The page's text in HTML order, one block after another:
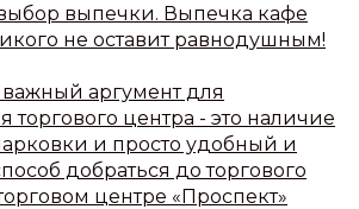
выпечки. Выпечка кафе
не оставит равнодушным!
аргумент для
торгового центра - это наличие
и просто удобный и
добраться до торгового
центре «Проспект»